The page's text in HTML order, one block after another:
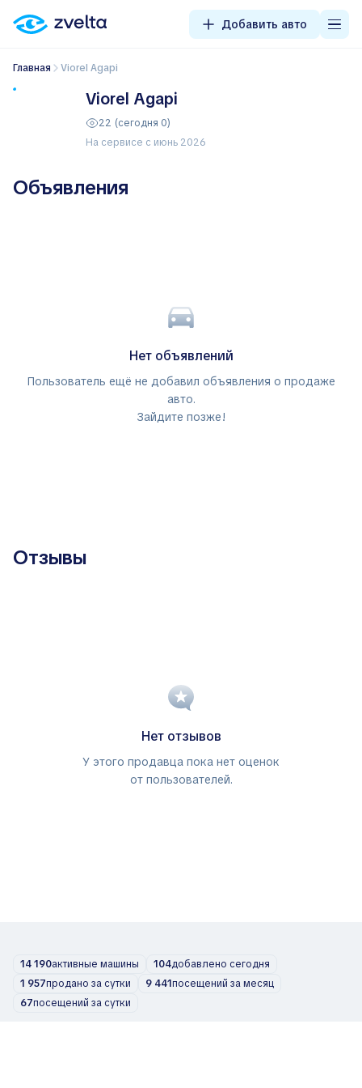
Добавить авто
Главная Viorel Agapi
Viorel Agapi
22 (сегодня 0)
На сервисе с июнь 2026
Объявления
Нет объявлений
Пользователь ещё не добавил объявления о продаже
авто.
Зайдите позже!
Отзывы
Нет отзывов
У этого продавца пока нет оценок
от пользователей.
14 190активные машины 104добавлено сегодня
1 957продано за сутки 9 441посещений за месяц
67посещений за сутки